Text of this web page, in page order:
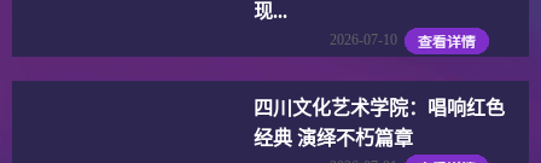
现...
2026-07-10
四川文化艺术学院：唱响红色
经典 演绎不朽篇章